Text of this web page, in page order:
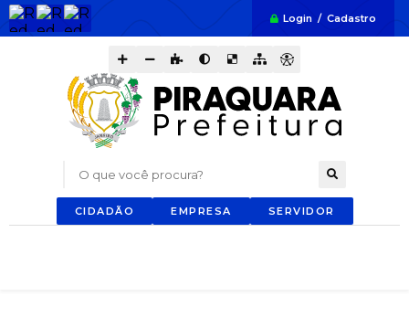
Login / Cadastro
O que você procura?
CIDADÃO EMPRESA SERVIDOR